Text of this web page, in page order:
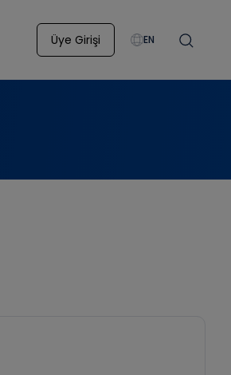
Üye Girişi EN